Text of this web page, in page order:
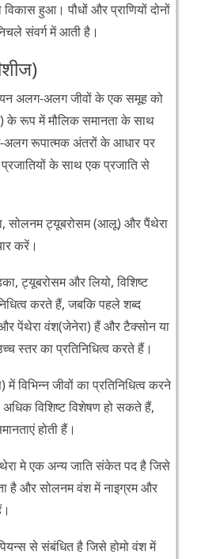
विकास हुआ। पौधों और प्राणियों दोनों
संवर्ग में आती है।
अलग-अलग जीवों के एक समूह को
के रूप में मौलिक समानता के साथ
रूपात्मक अंतरों के आधार पर
के साथ एक प्रजाति से
सोलनम ट्यूबरोसम (आलू) और पैंथेरा
करें।
ट्यूबरोसम और लियो, विशिष्ट
करते हैं, जबकि पहले शब्द
पेंथेरा वंश(जेनेरा) हैं और टैक्सोन या
स्तर का प्रतिनिधित्व करते हैं।
विभिन्न जीवों का प्रतिनिधित्व करने
विशिष्ट विशेषण हो सकते हैं,
होती हैं।
मे एक अन्य जाति संकेत पद है जिसे
है और सोलनम वंश में नाइग्रम और
से संबंधित है जिसे होमो वंश में